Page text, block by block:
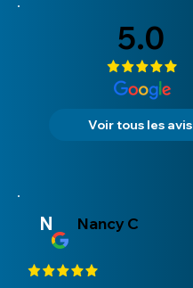
5.0
Voir tous les avis
N Nancy C